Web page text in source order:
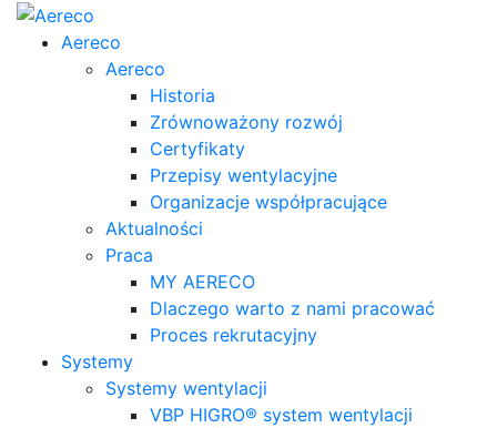
Aereco
Aereco
Historia
Zrównoważony rozwój
Certyfikaty
Przepisy wentylacyjne
Organizacje współpracujące
Aktualności
Praca
MY AERECO
Dlaczego warto z nami pracować
Proces rekrutacyjny
Systemy
Systemy wentylacji
VBP HIGRO® system wentylacji